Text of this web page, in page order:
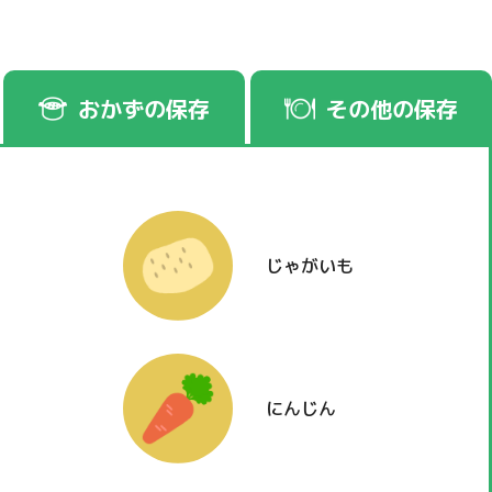
おかずの保存 その他の保存
じゃがいも
にんじん